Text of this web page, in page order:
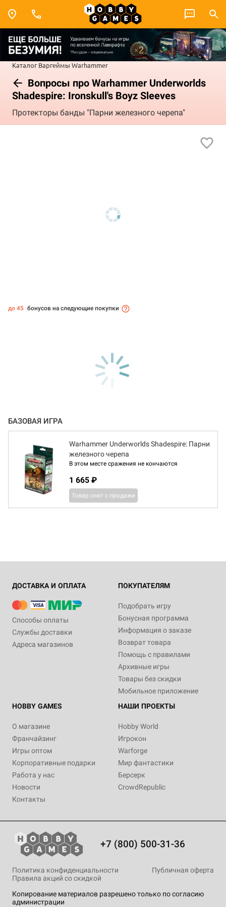
Каталог Варгеймы Warhammer
Вопросы про Warhammer Underworlds
Shadespire: Ironskull's Boyz Sleeves
Протекторы банды "Парни железного черепа"
до 45 бонусов на следующие покупки
БАЗОВАЯ ИГРА
Warhammer Underworlds Shadespire: Парни
железного черепа
В этом месте сражения не кончаются
1 665 ₽
Товар снят с продажи
ДОСТАВКА И ОПЛАТА
Способы оплаты
Службы доставки
Адреса магазинов
ПОКУПАТЕЛЯМ
Подобрать игру
Бонусная программа
Информация о заказе
Возврат товара
Помощь с правилами
Архивные игры
Товары без скидки
Мобильное приложение
HOBBY GAMES
О магазине
Франчайзинг
Игры оптом
Корпоративные подарки
Работа у нас
Новости
Контакты
НАШИ ПРОЕКТЫ
Hobby World
Игрокон
Warforge
Мир фантастики
Берсерк
CrowdRepublic
+7 (800) 500-31-36
Копирование материалов разрешено только по согласию
администрации
Политика конфиденциальности
Публичная оферта
Правила акций со скидкой